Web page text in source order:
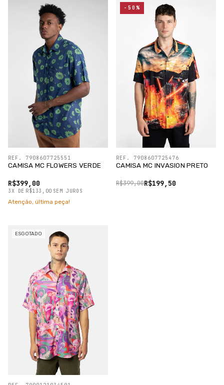
CAMISA MC FLOWERS VERDE
R$399,00
3X DE R$133,00 SEM JUROS
REF. 7908607725551
Atenção, última peça!
CAMISA MC INVASION PRETO
R$199,50
R$399,00
REF. 7908607725476
-50%
ESGOTADO